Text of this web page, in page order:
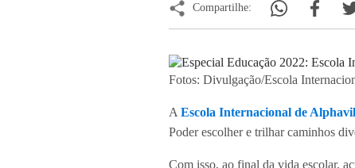
Compartilhe:
Fotos: Divulgação/Escola
A Escola Internacional de
Poder escolher e trilhar caminhos
Com isso, ao final da vida escolar,